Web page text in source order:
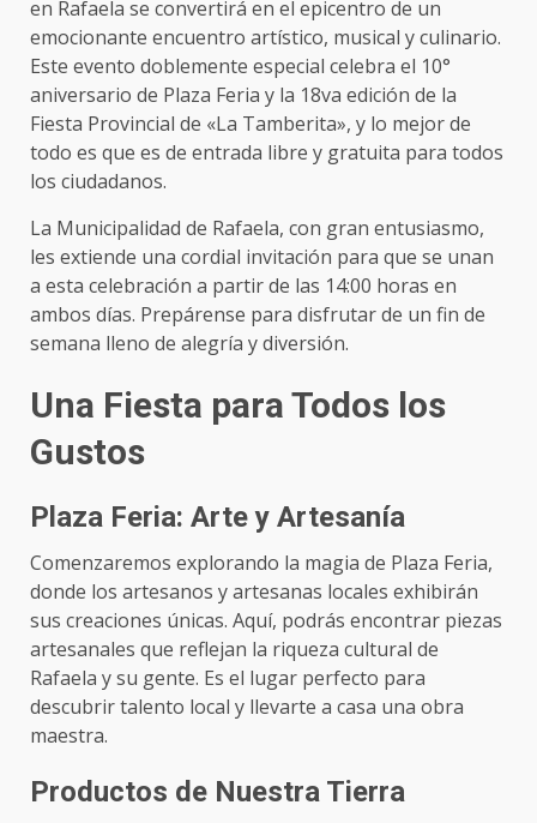
en Rafaela se convertirá en el epicentro de un
emocionante encuentro artístico, musical y culinario.
Este evento doblemente especial celebra el 10°
aniversario de Plaza Feria y la 18va edición de la
Fiesta Provincial de «La Tamberita», y lo mejor de
todo es que es de entrada libre y gratuita para todos
los ciudadanos.
La Municipalidad de Rafaela, con gran entusiasmo,
les extiende una cordial invitación para que se unan
a esta celebración a partir de las 14:00 horas en
ambos días. Prepárense para disfrutar de un fin de
semana lleno de alegría y diversión.
Una Fiesta para Todos los
Gustos
Plaza Feria: Arte y Artesanía
Comenzaremos explorando la magia de Plaza Feria,
donde los artesanos y artesanas locales exhibirán
sus creaciones únicas. Aquí, podrás encontrar piezas
artesanales que reflejan la riqueza cultural de
Rafaela y su gente. Es el lugar perfecto para
descubrir talento local y llevarte a casa una obra
maestra.
Productos de Nuestra Tierra